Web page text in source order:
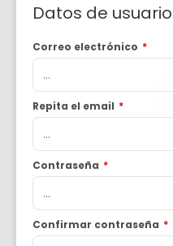
Datos de usuario
Correo electrónico *
Repita el email *
Contraseña *
Confirmar contraseña *